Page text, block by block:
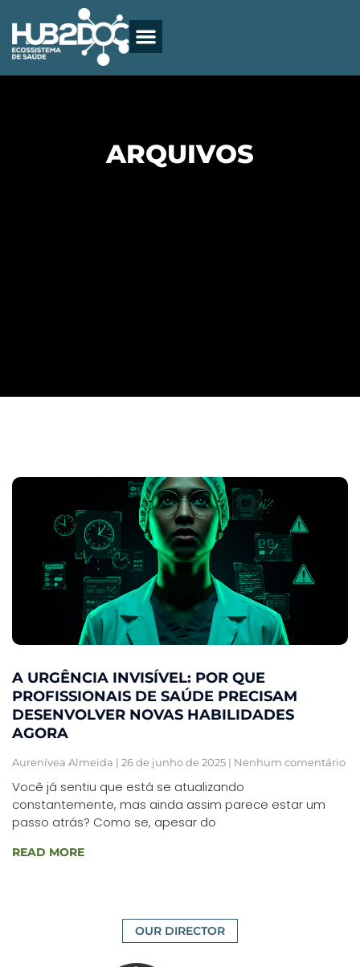
ARQUIVOS
A URGÊNCIA INVISÍVEL: POR QUE
PROFISSIONAIS DE SAÚDE PRECISAM
DESENVOLVER NOVAS HABILIDADES
AGORA
Aurenívea Almeida 26 de junho de 2025 Nenhum comentário
Você já sentiu que está se atualizando
constantemente, mas ainda assim parece estar um
passo atrás? Como se, apesar do
READ MORE
OUR DIRECTOR